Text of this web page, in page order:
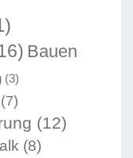
Bauen
(3)
(7)
(12)
(8)